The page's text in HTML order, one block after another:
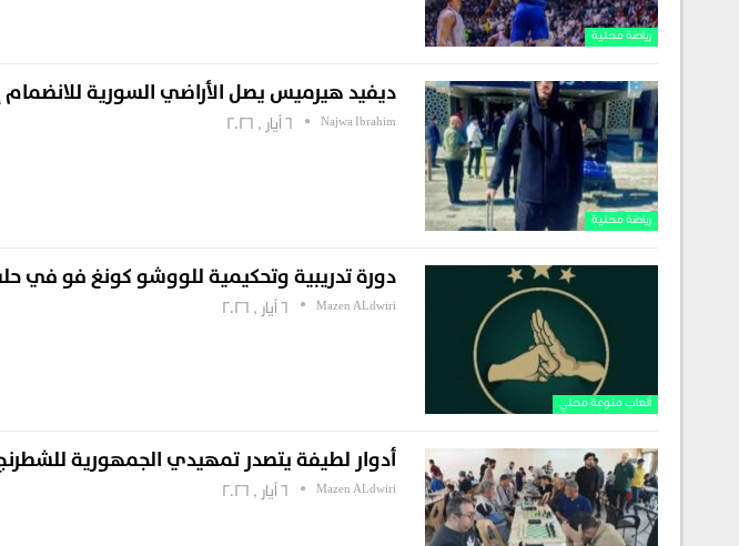
رياضة محلية
رياضة محلية
ديفيد هيرميس يصل الأراضي السورية
Najwa Ibrahim 6 أيار , 2026
ألعاب منوعة محلي
دورة تدريبية وتحكيمية للووشو كونغ فو في حلب
Mazen ALdwiri 6 أيار , 2026
أدوار لطيفة يتصدر تمهيدي الجمهورية للشطرنج
Mazen ALdwiri 6 أيار , 2026